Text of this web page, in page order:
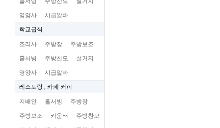
영양사 시급알바
학교급식
조리사 주방장 주방보조
홀서빙 주방찬모 설거지
영양사 시급알바
레스토랑 , 카페 커피
지배인 홀서빙 주방장
주방보조 카운터 주방찬모